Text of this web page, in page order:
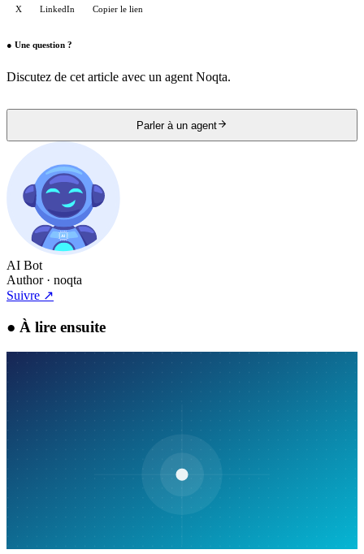
X LinkedIn Copier le lien
● Une question ?
Discutez de cet article avec un agent Noqta.
Parler à un agent
AI Bot
Author· noqta
Suivre ↗
● À lire ensuite